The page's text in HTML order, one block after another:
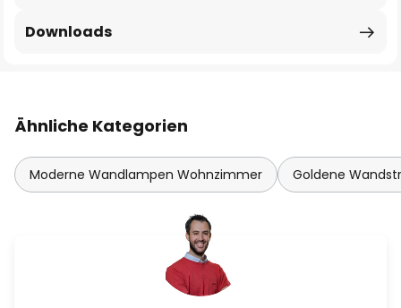
Downloads
Ähnliche Kategorien
Moderne Wandlampen Wohnzimmer Goldene